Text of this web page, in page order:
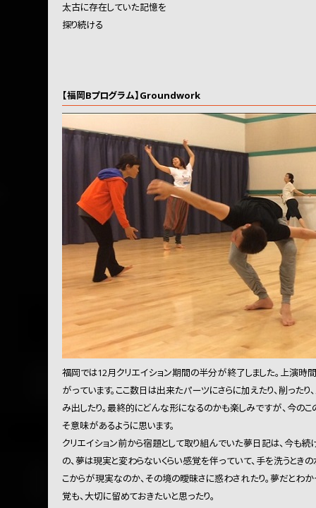
太古に存在していた記憶を
探り続ける
【福岡Bプログラム】Groundwork
福岡では12月クリエイション期間の半分が終了しました。上演
がっています。ここ数日は出来たパーツにさらに加えたり、削った
み出したり。最終的にどんな形になるのかも楽しみですが、今のこ
そ意味があるように思います。
クリエイション前から宿題として取り組んでいた夢日記は、今も続
の、夢は現実と変わらないくらい感覚を伴っていて、手を洗うとき
こからが現実なのか、その境の曖昧さに惑わされたり。夢だとわか
覚も、大切に留めておきたいと思ったり。